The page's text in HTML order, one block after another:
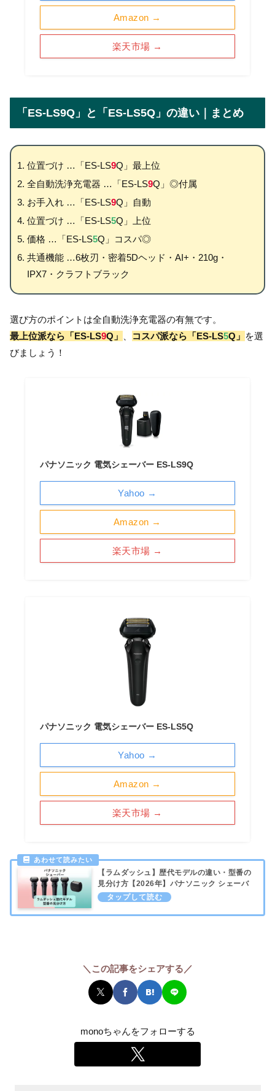
Amazon →
楽天市場 →
「ES-LS9Q」と「ES-LS5Q」の違い｜まとめ
位置づけ …「ES-LS9Q」最上位
全自動洗浄充電器 …「ES-LS9Q」◎付属
お手入れ …「ES-LS9Q」自動
位置づけ …「ES-LS5Q」上位
価格 …「ES-LS5Q」コスパ◎
共通機能 …6枚刃・密着5Dヘッド・AI+・210g・
IPX7・クラフトブラック
選び方のポイントは全自動洗浄充電器の有無です。
最上位派なら「ES-LS9Q」 コスパ派なら「ES-LS5Q」 を選
びましょう！
パナソニック 電気シェーバー ES-LS9Q
Amazon →
楽天市場 →
Yahoo →
パナソニック 電気シェーバー ES-LS5Q
Amazon →
楽天市場 →
Yahoo →
【ラムダッシュ】歴代モデルの違い・型番の
見分け方【2026年】パナソニック シェーバ
ー
＼この記事をシェアする／
monoちゃんをフォローする